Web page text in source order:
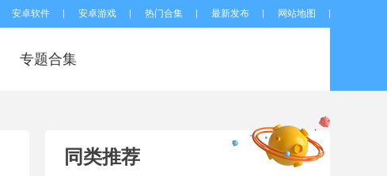
安卓软件 安卓游戏 热门合集 最新发布 网站地图
专题合集
同类推荐